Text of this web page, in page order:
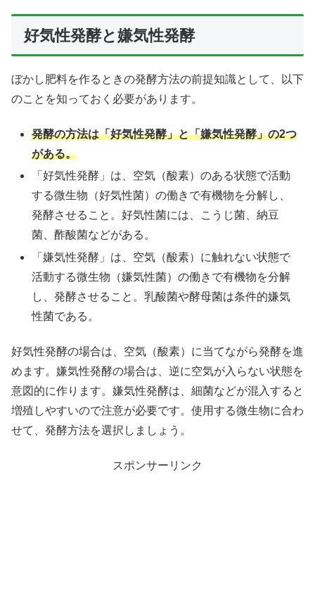
好気性発酵と嫌気性発酵
ぼかし肥料を作るときの発酵方法の前提知識として、以下
のことを知っておく必要があります。
発酵の方法は「好気性発酵」と「嫌気性発酵」の2つ
がある。
「好気性発酵」は、空気（酸素）のある状態で活動
する微生物（好気性菌）の働きで有機物を分解し、
発酵させること。好気性菌には、こうじ菌、納豆
菌、酢酸菌などがある。
「嫌気性発酵」は、空気（酸素）に触れない状態で
活動する微生物（嫌気性菌）の働きで有機物を分解
し、発酵させること。乳酸菌や酵母菌は条件的嫌気
性菌である。
好気性発酵の場合は、空気（酸素）に当てながら発酵を進
めます。嫌気性発酵の場合は、逆に空気が入らない状態を
意図的に作ります。嫌気性発酵は、細菌などが混入すると
増殖しやすいので注意が必要です。使用する微生物に合わ
せて、発酵方法を選択しましょう。
スポンサーリンク